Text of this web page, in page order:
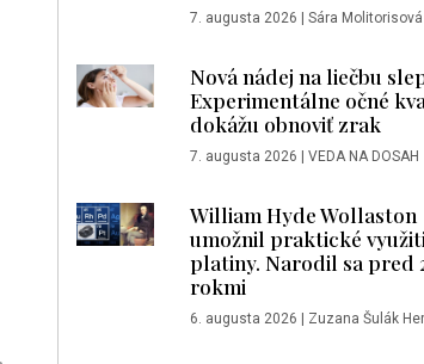
7. augusta 2026 | Sára Molitorisová
Nová nádej na liečbu
Experimentálne očné
dokážu obnoviť zrak
7. augusta 2026 | VEDA NA DOSAH
William Hyde Wollaston
umožnil praktické
platiny. Narodil sa pred
rokmi
6. augusta 2026 | Zuzana Šulák